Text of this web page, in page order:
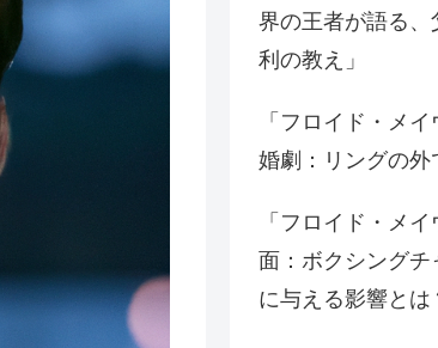
界の王者が語る
利の教え」
「フロイド・メ
婚劇：リングの外
「フロイド・メ
面：ボクシング
に与える影響とは